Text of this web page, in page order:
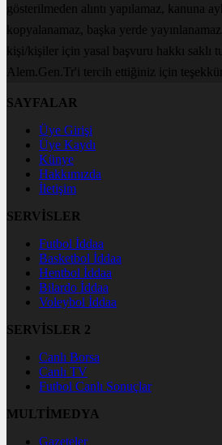
gösterilmeden alıntı yapılamaz, kanuna
kopyalanamaz, başka yerde
kişi/kişiler için yasal başvuru hakkı saklı
Alem.Gen.Tr'i tercih ettiğiniz için
SAYFALAR
Üye Girişi
Üye Kaydı
Künye
Hakkımızda
İletişim
SERVİSLER
Futbol İddaa
Basketbol İddaa
Hentbol İddaa
Bilardo İddaa
Voleybol İddaa
SERVİSLER 2
Canlı Borsa
Canlı TV
Futbol Canlı Sonuçlar
MULTİMEDYA
Gazeteler